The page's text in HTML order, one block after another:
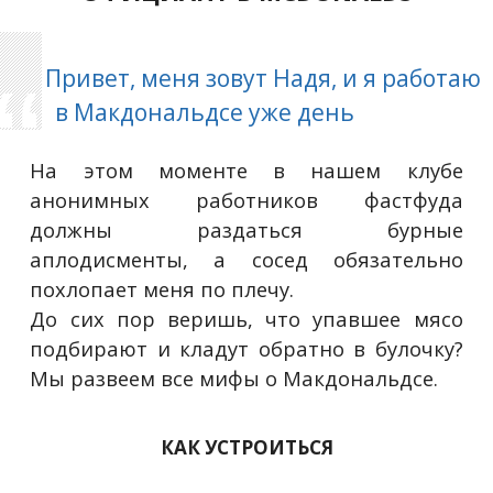
Привет, меня зовут Надя, и я работаю
в Макдональдсе уже день
На этом моменте в нашем клубе
анонимных работников фастфуда
должны раздаться бурные
аплодисменты, а сосед обязательно
похлопает меня по плечу.
До сих пор веришь, что упавшее мясо
подбирают и кладут обратно в булочку?
Мы развеем все мифы о Макдональдсе.
КАК УСТРОИТЬСЯ